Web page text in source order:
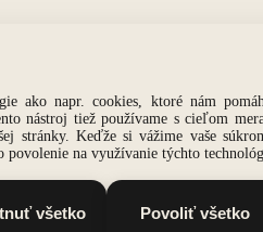
Dodacia lehota a poštovné
Spôsoby platby
Osobný odber
Všeobecné obchodné podmienky
Vrátenie/ výmena/ reklamácia tovaru